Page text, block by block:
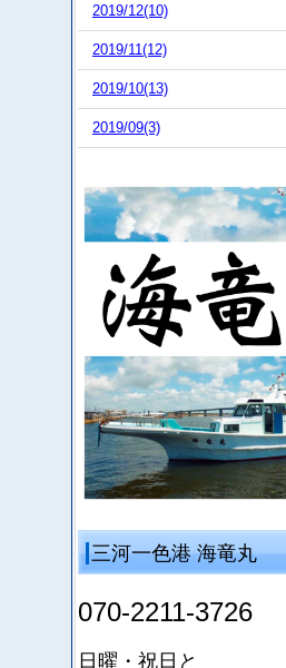
2019/12(10)
2019/11(12)
2019/10(13)
2019/09(3)
三河一色港 海竜丸
070-2211-3726
日曜・祝日と